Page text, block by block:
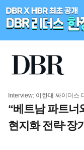
Interview: 이한대 싸이더스
“베트남 파트너
현지화 전략·장